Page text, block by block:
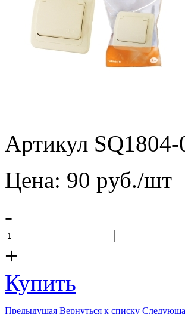
Артикул SQ1804-
Цена: 90 pуб./шт
-
+
Купить
Предыдущая Вернуться к списку